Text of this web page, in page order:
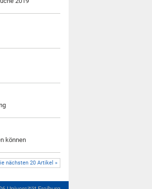
können
nächsten 20 Artikel »